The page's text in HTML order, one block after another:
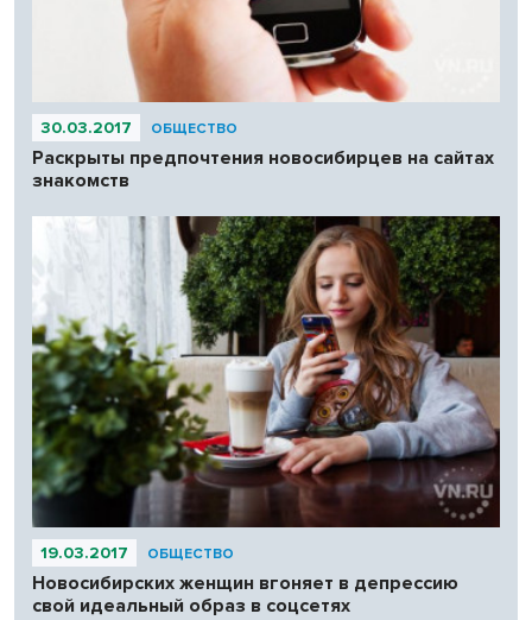
30.03.2017 ОБЩЕСТВО
Раскрыты предпочтения новосибирцев на сайтах
знакомств
19.03.2017 ОБЩЕСТВО
Новосибирских женщин вгоняет в депрессию
свой идеальный образ в соцсетях